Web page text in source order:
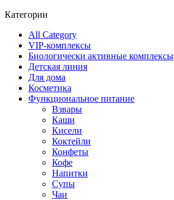
Категории
All Category
VIP-комплексы
Биологически активные комплексы
Детская линия
Для дома
Косметика
Функциональное питание
Взвары
Каши
Кисели
Коктейли
Конфеты
Кофе
Напитки
Супы
Чаи